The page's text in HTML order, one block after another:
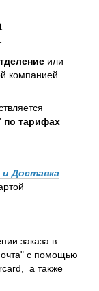
или
компанией
по тарифах
Доставка
заказа в
с помощью
а также